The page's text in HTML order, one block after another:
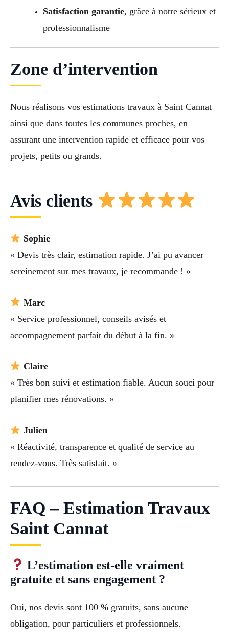
Satisfaction garantie, grâce à notre sérieux et
professionnalisme
Zone d’intervention
Nous réalisons vos estimations travaux à Saint Cannat
ainsi que dans toutes les communes proches, en
assurant une intervention rapide et efficace pour vos
projets, petits ou grands.
Avis clients
Sophie
« Devis très clair, estimation rapide. J’ai pu avancer
sereinement sur mes travaux, je recommande ! »
Marc
« Service professionnel, conseils avisés et
accompagnement parfait du début à la fin. »
Claire
« Très bon suivi et estimation fiable. Aucun souci pour
planifier mes rénovations. »
Julien
« Réactivité, transparence et qualité de service au
rendez-vous. Très satisfait. »
FAQ – Estimation Travaux
Saint Cannat
L’estimation est-elle vraiment
gratuite et sans engagement ?
Oui, nos devis sont 100 % gratuits, sans aucune
obligation, pour particuliers et professionnels.